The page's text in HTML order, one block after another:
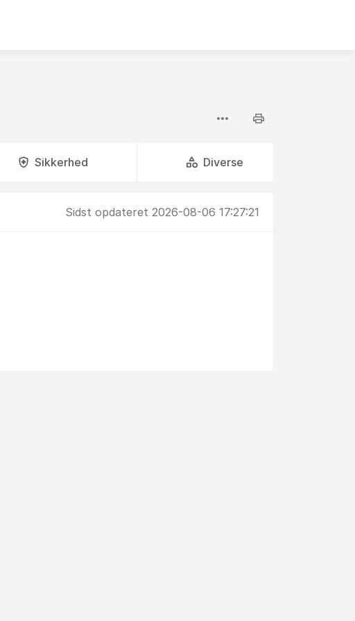
Sikkerhed Diverse
Sidst opdateret 2026-08-06 17:27:21